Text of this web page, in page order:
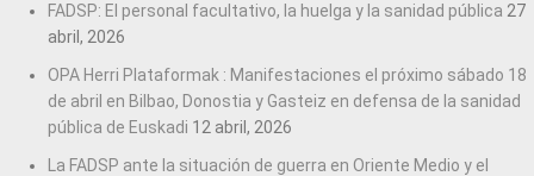
FADSP: El personal facultativo, la huelga y la sanidad pública 27
abril, 2026
OPA Herri Plataformak : Manifestaciones el próximo sábado 18
de abril en Bilbao, Donostia y Gasteiz en defensa de la sanidad
pública de Euskadi 12 abril, 2026
La FADSP ante la situación de guerra en Oriente Medio y el